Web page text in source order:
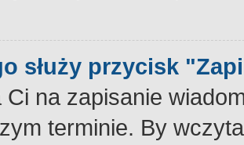
służy przycisk
Ci na zapisanie
terminie. By